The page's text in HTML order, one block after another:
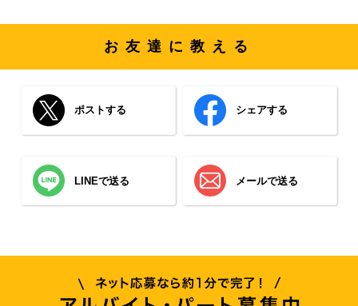
お友達に教える
ポストする シェアする
LINEで送る メールで送る